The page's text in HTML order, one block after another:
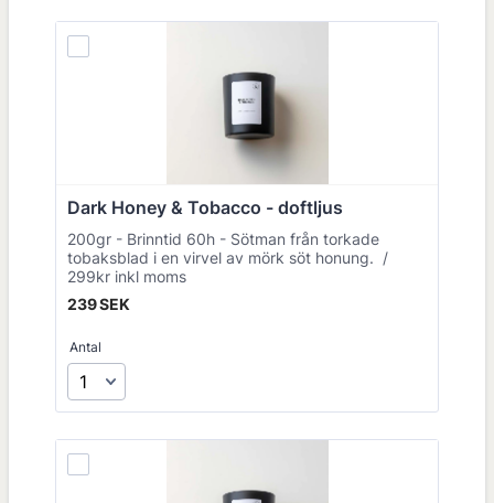
Dark Honey & Tobacco - doftljus
200gr - Brinntid 60h - Sötman från torkade
tobaksblad i en virvel av mörk söt honung. /
299kr inkl moms
239 SEK
239SEK
Antal